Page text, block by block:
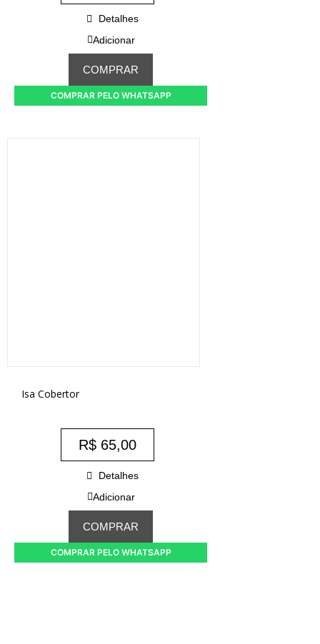
Detalhes
Adicionar
COMPRAR
COMPRAR PELO WHATSAPP
Isa Cobertor
R$65,00
Detalhes
Adicionar
COMPRAR
COMPRAR PELO WHATSAPP